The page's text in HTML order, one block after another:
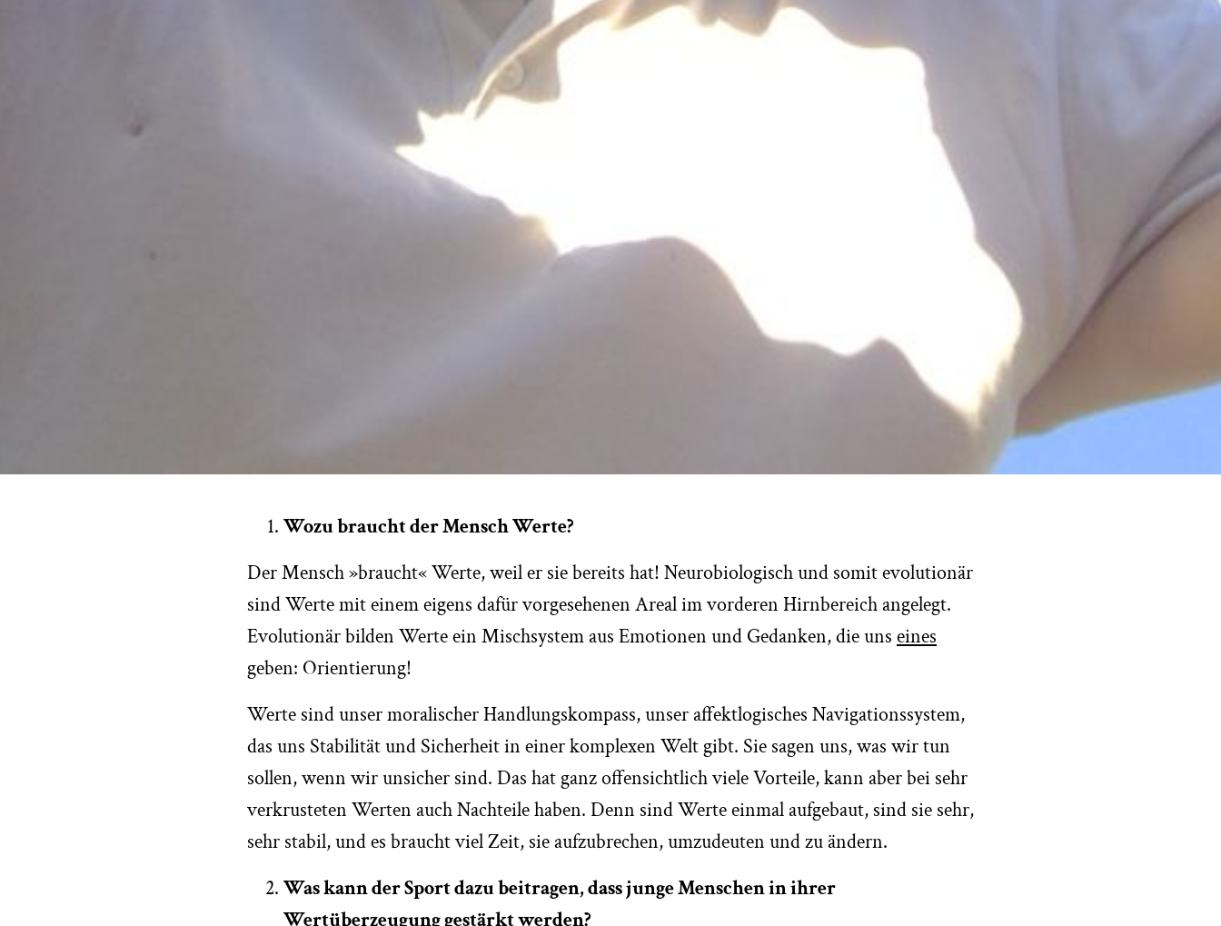
Wozu braucht der Mensch Werte?
Der Mensch »braucht« Werte, weil er sie bereits hat! Neurobiologisch und somit evolutionär
sind Werte mit einem eigens dafür vorgesehenen Areal im vorderen Hirnbereich angelegt.
Evolutionär bilden Werte ein Mischsystem aus Emotionen und Gedanken, die uns eines
geben: Orientierung!
Werte sind unser moralischer Handlungskompass, unser affektlogisches Navigationssystem,
das uns Stabilität und Sicherheit in einer komplexen Welt gibt. Sie sagen uns, was wir tun
sollen, wenn wir unsicher sind. Das hat ganz offensichtlich viele Vorteile, kann aber bei sehr
verkrusteten Werten auch Nachteile haben. Denn sind Werte einmal aufgebaut, sind sie sehr,
sehr stabil, und es braucht viel Zeit, sie aufzubrechen, umzudeuten und zu ändern.
Was kann der Sport dazu beitragen, dass junge Menschen in ihrer
Wertüberzeugung gestärkt werden?